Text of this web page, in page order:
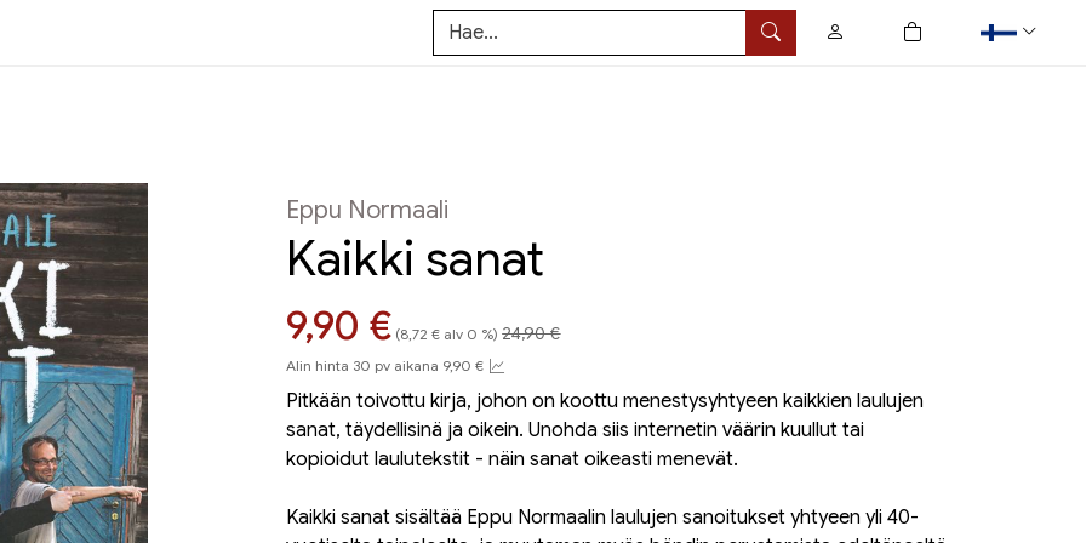
Hae
0
tuotetta ostoskorissa
Eppu Normaali
Kaikki sanat
Hinta nyt
9,90 € (8,72 € alv 0 %) 24,90 €
Alin hinta 30 pv aikana 9,90 €
Pitkään toivottu kirja, johon on koottu menestysyhtyeen kaikkien laulujen
sanat, täydellisinä ja oikein. Unohda siis internetin väärin kuullut tai
kopioidut laulutekstit - näin sanat oikeasti menevät.
Kaikki sanat sisältää Eppu Normaalin laulujen sanoitukset yhtyeen yli 40-